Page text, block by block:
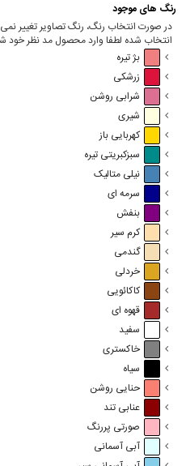
رنگ های موجود
در صورت انتخاب رنگ، رنگ تصاویر تغییر
انتخاب شده لطفا وارد محصول مد نظر خود
بژ تیره
زرشکی
شرابی روشن
شیری
کهربایی باز
سبزکبریتی تیره
نیلی متالیک
سرمه ای
بنفش
کرم سیر
گندمی
خردلی
کاکائویی
قهوه ای
سفید
خاکستری
سیاه
حنایی روشن
عنابی تند
صورتی پررنگ
آبی آسمانی